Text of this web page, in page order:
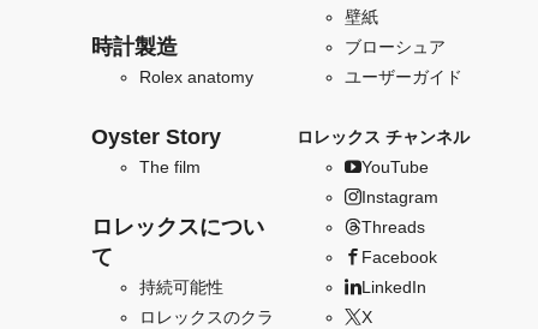
時計製造
Rolex anatomy
Oyster Story
The film
ロレックスについ
て
持続可能性
ロレックスのクラ
壁紙
ブローシュア
ユーザーガイド
ロレックス チャンネル
YouTube
Instagram
Threads
Facebook
LinkedIn
X